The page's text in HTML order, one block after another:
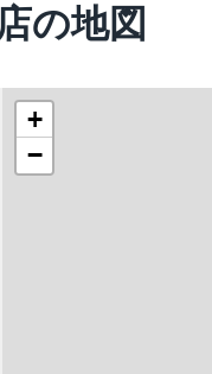
の地図
+
−